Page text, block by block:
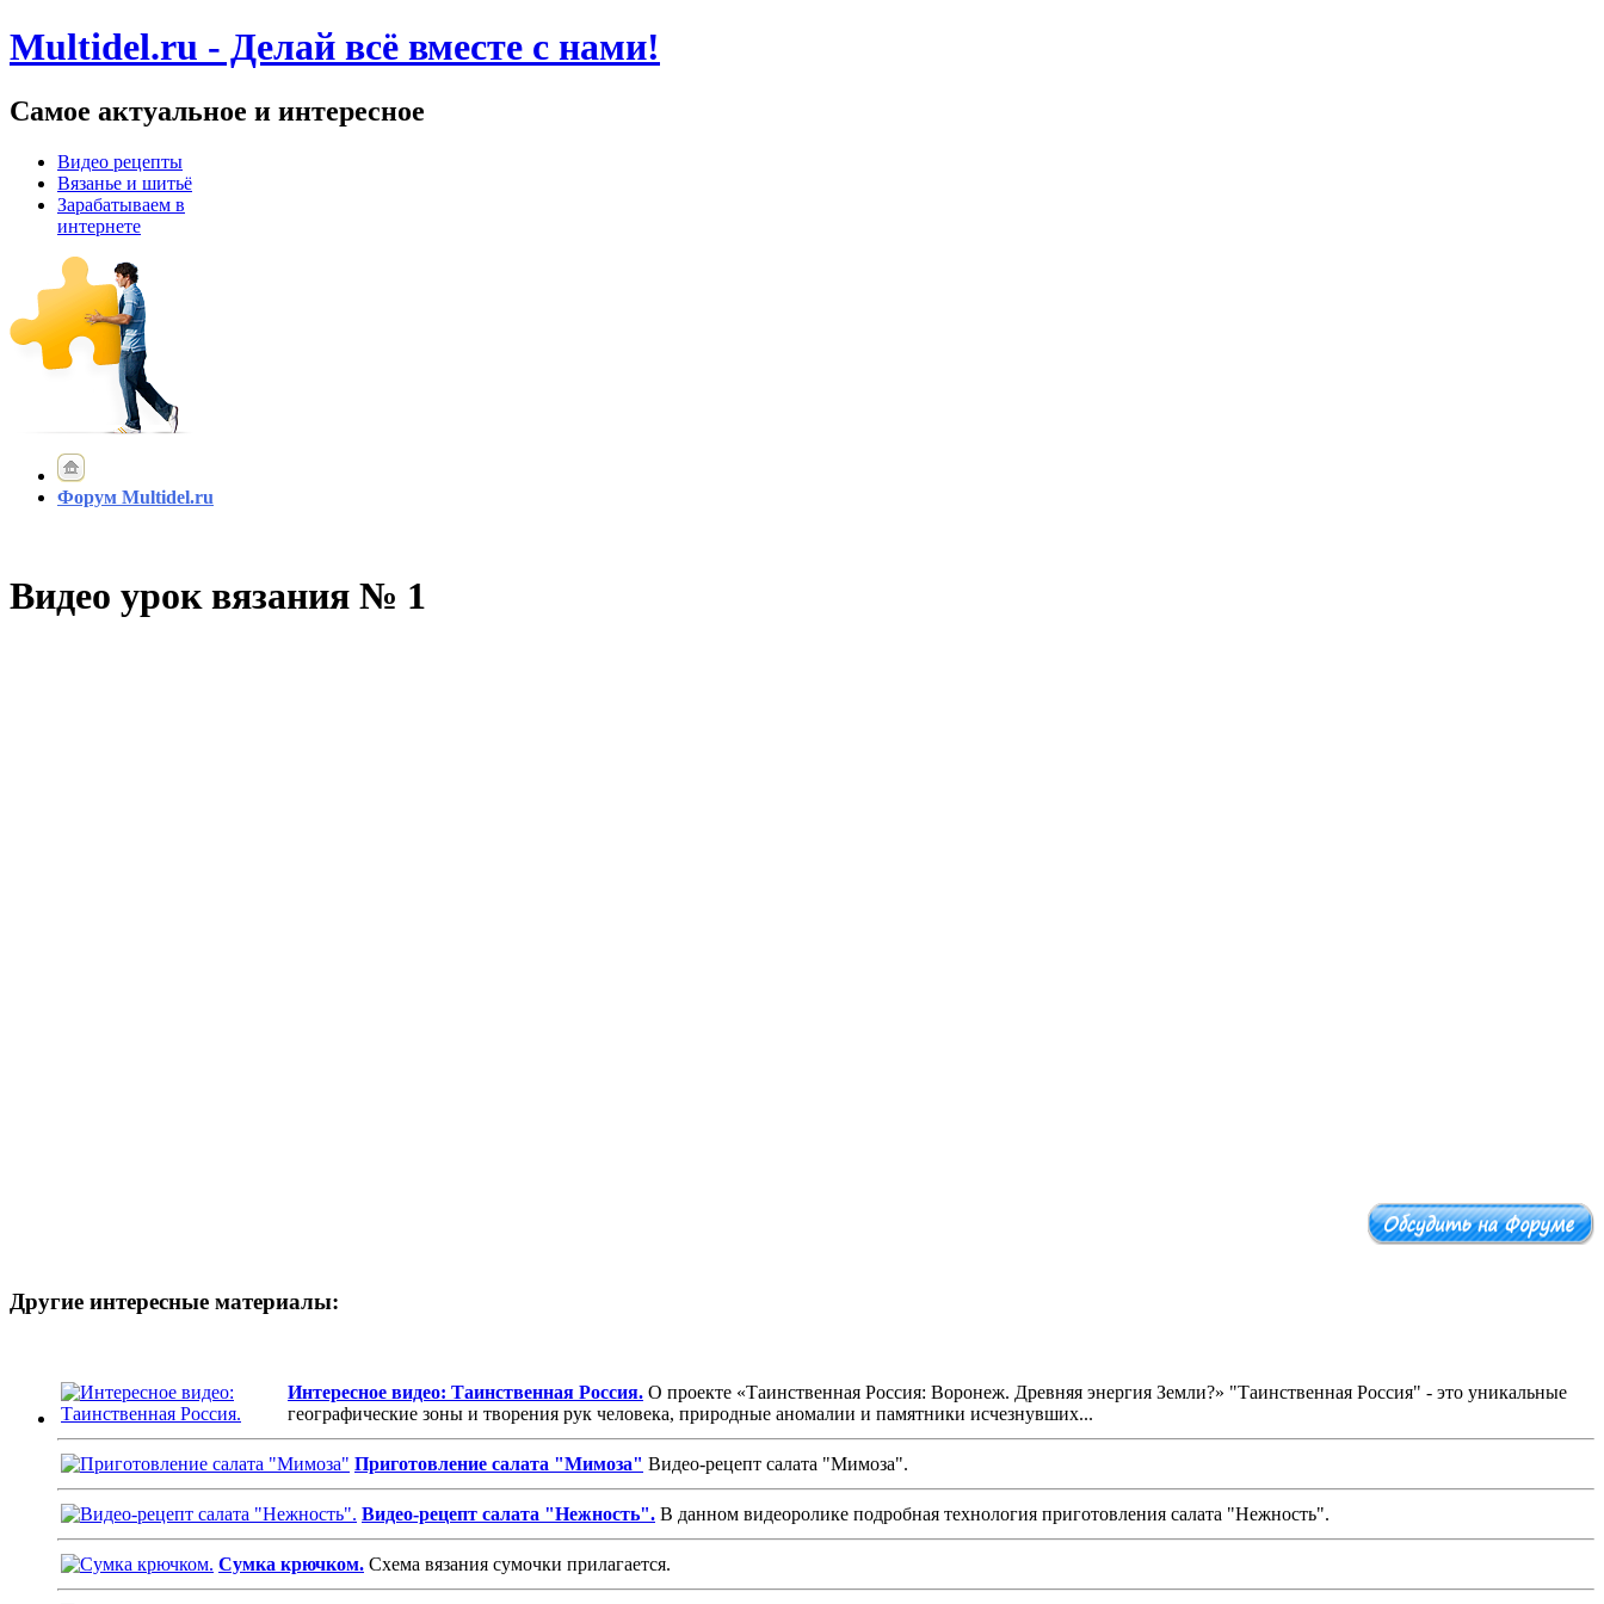
Multidel.ru - Делай всё вместе с нами!
Самое актуальное и интересное
Видео рецепты
Вязанье и шитьё
Зарабатываем в
интернете
Форум Multidel.ru
Видео урок вязания № 1
Другие интересные материалы:
Интересное видео: Таинственная Россия. О проекте «Таинственная Россия: Воронеж. Древняя энергия Земли?» "Таинственная Россия" - это уникальные
географические зоны и творения рук человека, природные аномалии и памятники исчезнувших...
Приготовление салата "Мимоза" Видео-рецепт салата "Мимоза".
Видео-рецепт салата "Нежность". В данном видеоролике подробная технология приготовления салата "Нежность".
Сумка крючком. Схема вязания сумочки прилагается.